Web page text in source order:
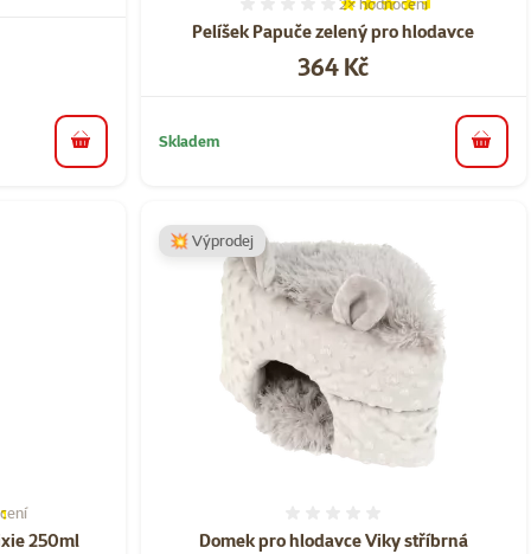
do košíku
Pelíšek Papuče zelený pro hlodavce
Hodnocení 90%, počet
Cena
364 Kč
Skladem do
250ml
67%, počet hodnocení: 3
Domek pro hlodavce Viky stříbrná
💥 Výprodej